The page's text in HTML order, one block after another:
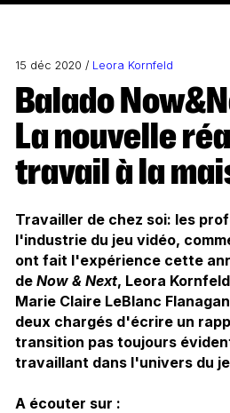
15 déc 2020 / Leora Kornfeld
Balado Now&Next S3E8 –
La nouvelle
travail à la
Travailler de chez soi: les
l'industrie du jeu vidéo,
ont fait l'expérience cette
de Now & Next, Leora
Marie Claire LeBlanc
deux chargés d'écrire un
transition pas toujours
travaillant dans l'univers du
A écouter sur :